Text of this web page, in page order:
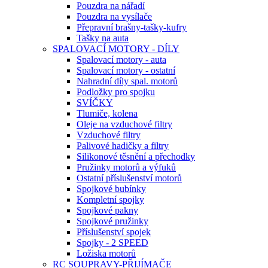
Pouzdra na nářadí
Pouzdra na vysílače
Přepravní brašny-tašky-kufry
Tašky na auta
SPALOVACÍ MOTORY - DÍLY
Spalovací motory - auta
Spalovací motory - ostatní
Nahradní díly spal. motorů
Podložky pro spojku
SVÍČKY
Tlumiče, kolena
Oleje na vzduchové filtry
Vzduchové filtry
Palivové hadičky a filtry
Silikonové těsnění a přechodky
Pružinky motorů a výfuků
Ostatní příslušenství motorů
Spojkové bubínky
Kompletní spojky
Spojkové pakny
Spojkové pružinky
Příslušenství spojek
Spojky - 2 SPEED
Ložiska motorů
RC SOUPRAVY-PŘIJÍMAČE